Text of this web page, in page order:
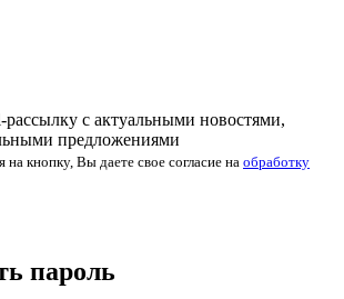
рассылку с актуальными новостями,
предложениями
кнопку, Вы даете свое согласие на обработку
пароль